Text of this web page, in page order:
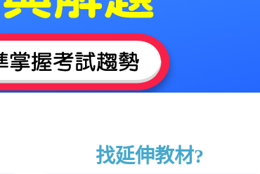
找延伸教材?